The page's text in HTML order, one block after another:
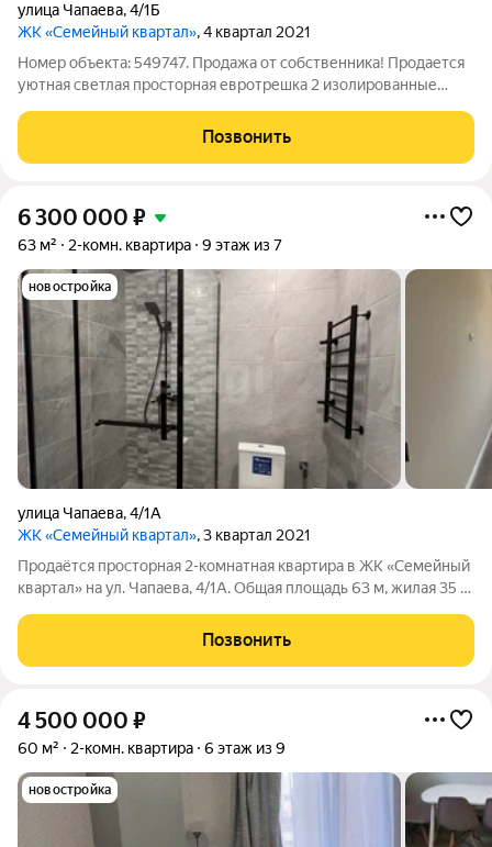
улица Чапаева,4/1Б
ЖК «Семейный квартал», 4 квартал 2021
Номер объекта: 549747. Продажа от собственника! Продается
уютная светлая просторная евротрешка 2 изолированные
большая лоджия 6 м. В квартире выполнен ремонт из
качественных материалов,
Позвонить
6 300 000 ₽
63 м² 2-комн. квартира 9 этаж из 7
новостройка
улица Чапаева,4/1А
ЖК «Семейный квартал», 3 квартал 2021
Продаётся просторная 2-комнатная квартира в ЖК «Семейный
квартал» на ул. Чапаева, 4/1А. Общая площадь 63 м, жилая 35 м,
большая кухня, совмещённый санузел, балкон и лоджия.
Квартира
Позвонить
4 500 000 ₽
60 м² 2-комн. квартира 6 этаж из 9
новостройка